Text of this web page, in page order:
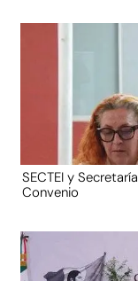
SECTEI y
Convenio